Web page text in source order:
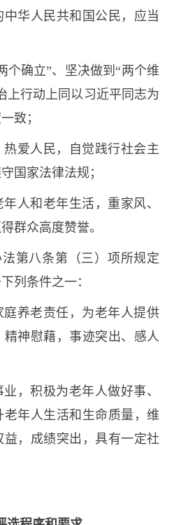
华人民共和国公民，应当
个确立”、坚决做到“两个维
上行动上同以习近平同志为
致；
热爱人民，自觉践行社会主
国家法律法规；
年人和老年生活，重家风、
群众高度赞誉。
第八条第（三）项所规定
列条件之一：
庭养老责任，为老年人提供
神慰藉，事迹突出、感人
业，积极为老年人做好事、
年人生活和生命质量，维
，成绩突出，具有一定社